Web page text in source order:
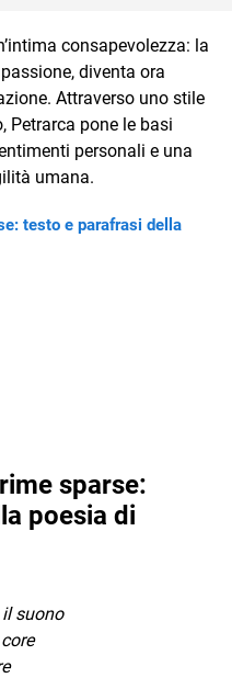
consapevolezza: la
diventa ora
Attraverso uno stile
Petrarca pone le basi
personali e una
umana.
testo e parafrasi della
sparse:
poesia di
il suono